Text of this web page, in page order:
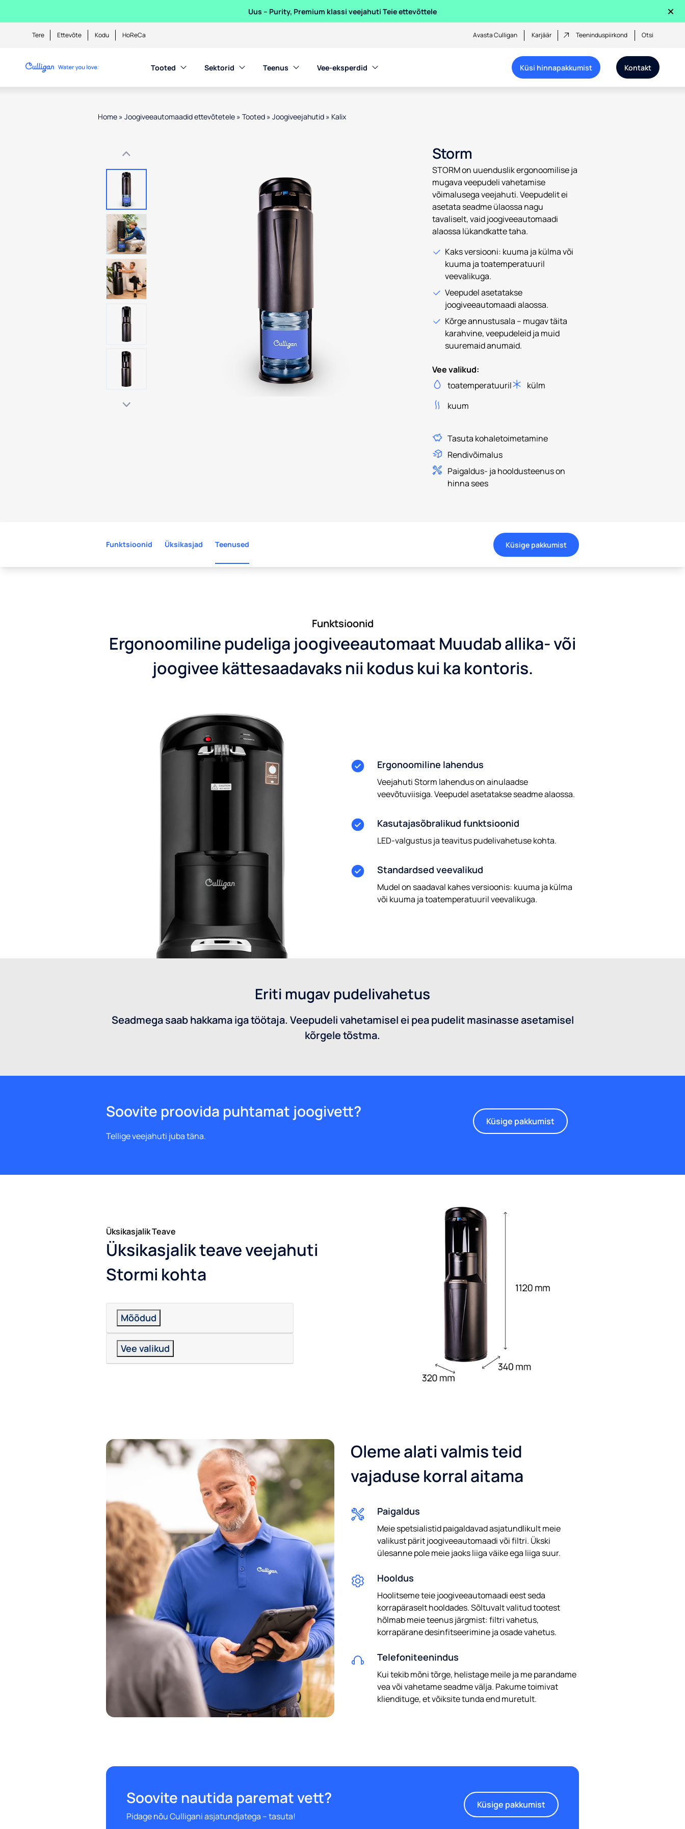
Uus – Purity, Premium klassi veejahuti Teie ettevõttele ×
Tere Ettevõte Kodu HoReCa Avasta Culligan Karjäär Teeninduspiirkond Otsi
Tooted Sektorid Teenus Vee-eksperdid Küsi hinnapakkumist Kontakt
Home » Joogiveeautomaadid ettevõtetele » Tooted » Joogiveejahutid » Kalix
Use arrow keys to navigate between product images, or tab to the next interactive elementStorm
STORM on uuenduslik ergonoomilise ja
mugava veepudeli vahetamise
võimalusega veejahuti. Veepudelit ei
asetata seadme ülaossa nagu
tavaliselt, vaid joogiveeautomaadi
alaossa lükandkatte taha.
Kaks versiooni: kuuma ja külma või
kuuma ja toatemperatuuril
veevalikuga.
Veepudel asetatakse
joogiveeautomaadi alaossa.
Kõrge annustusala – mugav täita
karahvine, veepudeleid ja muid
suuremaid anumaid.
Vee valikud:
toatemperatuuril
külm
kuum
Tasuta kohaletoimetamine
Rendivõimalus
Paigaldus- ja hooldusteenus on
hinna sees
Funktsioonid Üksikasjad Teenused Küsige pakkumist
Funktsioonid
Ergonoomiline pudeliga joogiveeautomaat Muudab allika- või
joogivee kättesaadavaks nii kodus kui ka kontoris.
Ergonoomiline lahendus
Veejahuti Storm lahendus on ainulaadse
veevõtuviisiga. Veepudel asetatakse seadme alaossa.
Kasutajasõbralikud funktsioonid
LED-valgustus ja teavitus pudelivahetuse kohta.
Standardsed veevalikud
Mudel on saadaval kahes versioonis: kuuma ja külma
või kuuma ja toatemperatuuril veevalikuga.
Eriti mugav pudelivahetus
Seadmega saab hakkama iga töötaja. Veepudeli vahetamisel ei pea pudelit masinasse asetamisel
kõrgele tõstma.
Soovite proovida puhtamat joogivett?
Tellige veejahuti juba täna.
Küsige pakkumist
Üksikasjalik Teave
Üksikasjalik teave veejahuti
Stormi kohta
Mõõdud
Vee valikud
Oleme alati valmis teid
vajaduse korral aitama
Paigaldus
Meie spetsialistid paigaldavad asjatundlikult meie
valikust pärit joogiveeautomaadi või filtri. Ükski
ülesanne pole meie jaoks liiga väike ega liiga suur.
Hooldus
Hoolitseme teie joogiveeautomaadi eest seda
korrapäraselt hooldades. Sõltuvalt valitud tootest
hõlmab meie teenus järgmist: filtri vahetus,
korrapärane desinfitseerimine ja osade vahetus.
Telefoniteenindus
Kui tekib mõni tõrge, helistage meile ja me parandame
vea või vahetame seadme välja. Pakume toimivat
kliendituge, et võiksite tunda end muretult.
Soovite nautida paremat vett?
Pidage nõu Culligani asjatundjatega – tasuta!
Küsige pakkumist